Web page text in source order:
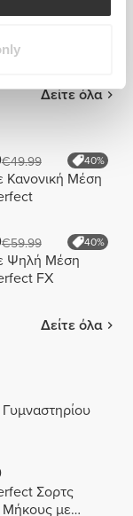
Δείτε όλα
€49.99 40%
Κανονική Μέση
€59.99 40%
Ψηλή Μέση
FX
Δείτε όλα
Σορτς
Μήκους με